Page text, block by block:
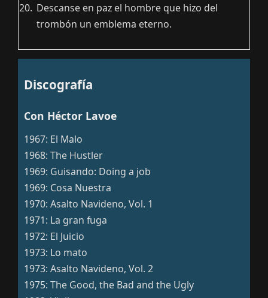
Descanse en paz el hombre que hizo del
trombón un emblema eterno.
Discografía
Con Héctor Lavoe
1967: El Malo
1968: The Hustler
1969: Guisando: Doing a job
1969: Cosa Nuestra
1970: Asalto Navideno, Vol. 1
1971: La gran fuga
1972: El Juicio
1973: Lo mato
1973: Asalto Navideno, Vol. 2
1975: The Good, the Bad and the Ugly